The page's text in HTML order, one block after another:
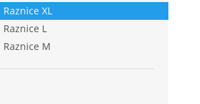
Raznice XL
Raznice L
Raznice M